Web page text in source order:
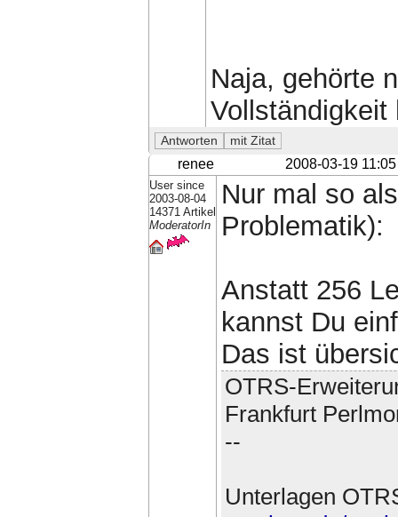
Naja, gehörte
Vollständigkeit
renee 2008-03-19 11:05
User since
2003-08-04
14371 Artikel
ModeratorIn
Nur mal so
Problematik):
Anstatt 256
kannst Du
Das ist
OTRS-
Frankfurt
--
Unterlagen